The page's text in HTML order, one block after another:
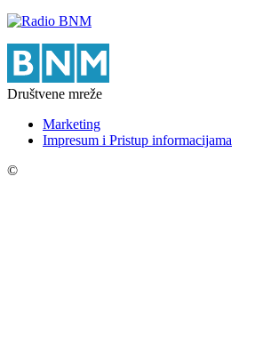
Društvene mreže
Marketing
Impresum i Pristup informacijama
©